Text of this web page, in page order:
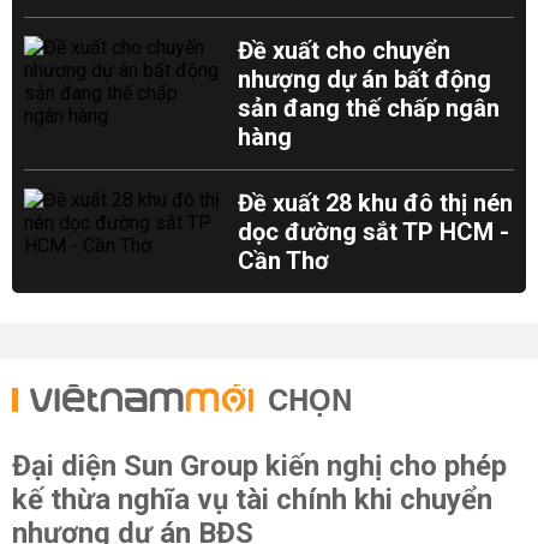
Đề xuất cho chuyển
nhượng dự án bất động
sản đang thế chấp ngân
hàng
Đề xuất 28 khu đô thị nén
dọc đường sắt TP HCM -
Cần Thơ
CHỌN
Đại diện Sun Group kiến nghị cho phép
kế thừa nghĩa vụ tài chính khi chuyển
nhượng dự án BĐS